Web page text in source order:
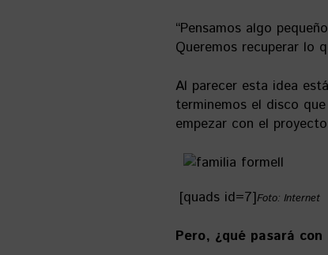
“Pensamos algo
Queremos recuperar lo
Al parecer esta idea
terminemos el disco
empezar con el
[quads id=7]Foto: Internet
Pero, ¿qué pasará con